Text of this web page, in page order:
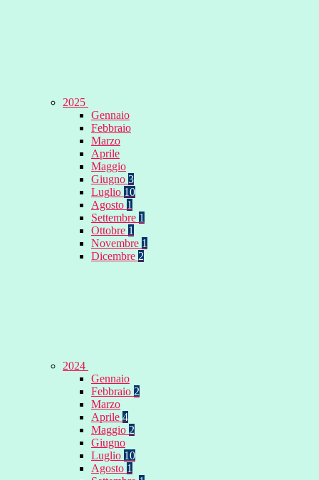
2025
Gennaio
Febbraio
Marzo
Aprile
Maggio
Giugno 3
Luglio 10
Agosto 1
Settembre 1
Ottobre 1
Novembre 1
Dicembre 2
2024
Gennaio
Febbraio 2
Marzo
Aprile 4
Maggio 2
Giugno
Luglio 10
Agosto 1